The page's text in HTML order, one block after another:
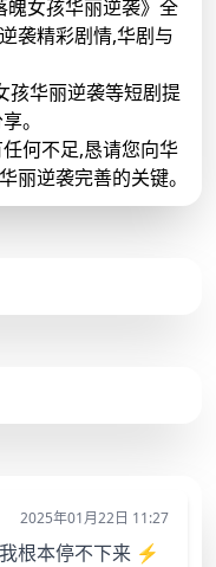
女孩华丽逆袭》全
袭精彩剧情,华剧与
华丽逆袭等短剧提
。
何不足,恳请您向华
丽逆袭完善的关键。
2025年01月22日 11:27
根本停不下来 ⚡️